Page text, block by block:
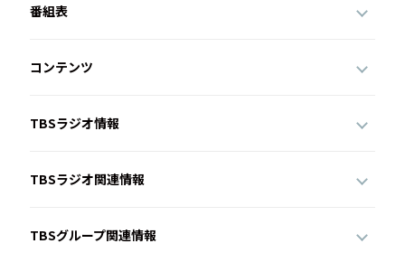
番組表
コンテンツ
TBSラジオ情報
TBSラジオ関連情報
TBSグループ関連情報